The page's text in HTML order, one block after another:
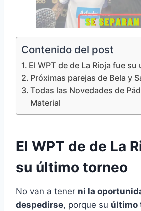
Contenido del post
El WPT de de La Rioja fue
Próximas parejas de Bela y
Todas las Novedades de
Material
El WPT de de La
su último torneo
No van a tener ni la
despedirse, porque su último